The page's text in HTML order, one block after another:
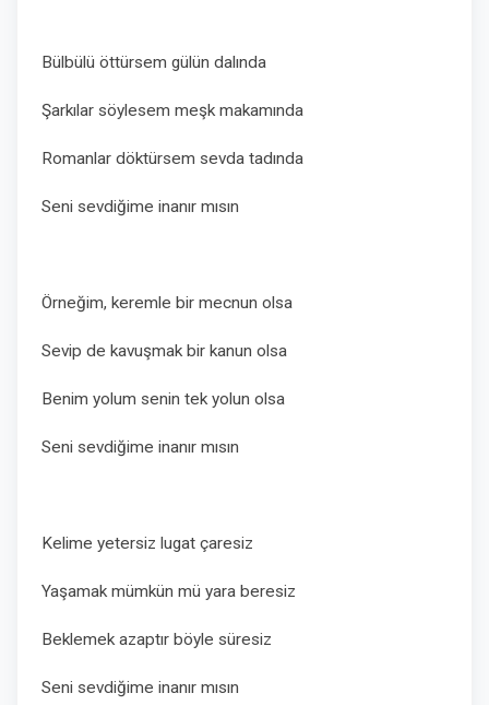
Bülbülü öttürsem gülün dalında
Şarkılar söylesem meşk makamında
Romanlar döktürsem sevda tadında
Seni sevdiğime inanır mısın
Örneğim, keremle bir mecnun olsa
Sevip de kavuşmak bir kanun olsa
Benim yolum senin tek yolun olsa
Seni sevdiğime inanır mısın
Kelime yetersiz lugat çaresiz
Yaşamak mümkün mü yara beresiz
Beklemek azaptır böyle süresiz
Seni sevdiğime inanır mısın